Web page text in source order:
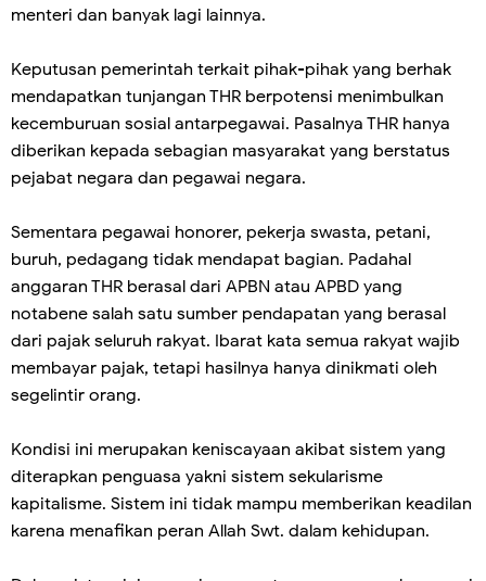
menteri dan banyak lagi lainnya.
Keputusan pemerintah terkait pihak-pihak yang berhak
mendapatkan tunjangan THR berpotensi menimbulkan
kecemburuan sosial antarpegawai. Pasalnya THR hanya
diberikan kepada sebagian masyarakat yang berstatus
pejabat negara dan pegawai negara.
Sementara pegawai honorer, pekerja swasta, petani,
buruh, pedagang tidak mendapat bagian. Padahal
anggaran THR berasal dari APBN atau APBD yang
notabene salah satu sumber pendapatan yang berasal
dari pajak seluruh rakyat. Ibarat kata semua rakyat wajib
membayar pajak, tetapi hasilnya hanya dinikmati oleh
segelintir orang.
Kondisi ini merupakan keniscayaan akibat sistem yang
diterapkan penguasa yakni sistem sekularisme
kapitalisme. Sistem ini tidak mampu memberikan keadilan
karena menafikan peran Allah Swt. dalam kehidupan.